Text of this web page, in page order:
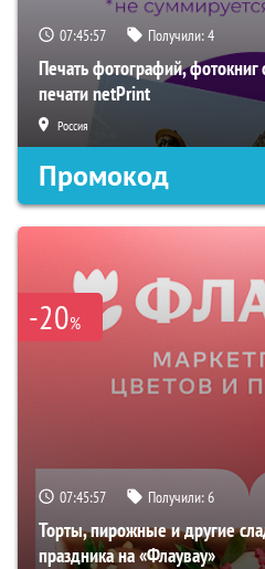
07:45:56 Получили:4
Печать фотографий, фотокниг
печати netPrint
Россия
Промокод
-20%
07:45:56 Получили:6
Торты, пирожные и другие
праздника на «Флаувау»